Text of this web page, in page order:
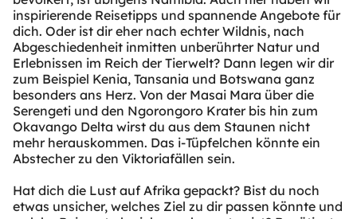
inspirierende Reisetipps und spannende Angebote für
dich. Oder ist dir eher nach echter Wildnis, nach
Abgeschiedenheit inmitten unberührter Natur und
Erlebnissen im Reich der Tierwelt? Dann legen wir dir
zum Beispiel Kenia, Tansania und Botswana ganz
besonders ans Herz. Von der Masai Mara über die
Serengeti und den Ngorongoro Krater bis hin zum
Okavango Delta wirst du aus dem Staunen nicht
mehr herauskommen. Das i-Tüpfelchen könnte ein
Abstecher zu den Viktoriafällen sein.
Hat dich die Lust auf Afrika gepackt? Bist du noch
etwas unsicher, welches Ziel zu dir passen könnte und